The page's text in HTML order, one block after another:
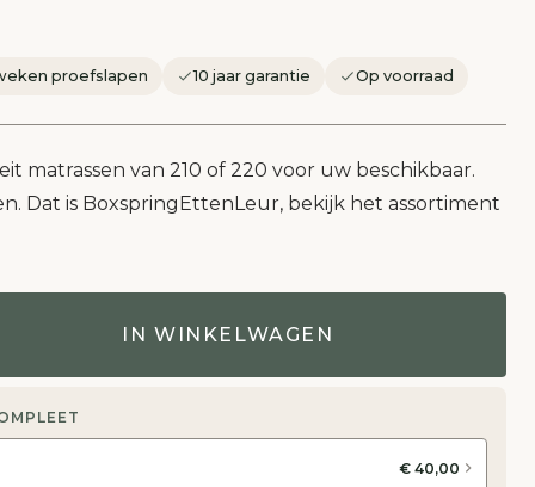
proefslapen 10 jaar garantie Op voorraad
matrassen van 210 of 220 voor uw beschikbaar.
Dat is BoxspringEttenLeur, bekijk het assortiment
IN WINKELWAGEN
€ 40,00